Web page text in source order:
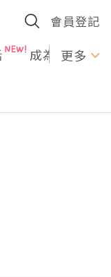
會員登記
成為U更多